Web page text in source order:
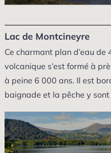
Lac de Montcineyre
Ce charmant plan d’eau de
volcanique s’est formé à
à peine 6 000 ans. Il est
baignade et la pêche y